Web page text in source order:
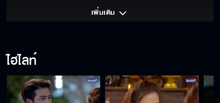
ช่างซ่อม Internet คนใหม่ครับ
เพิ่มเติม
ไฮไลท์